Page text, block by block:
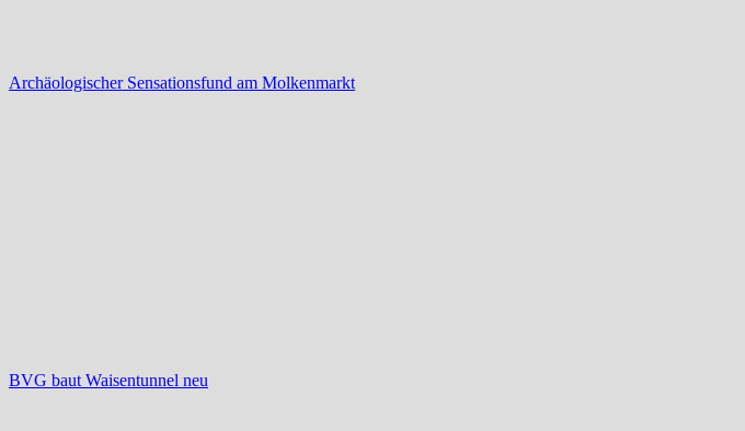
Archäologischer Sensationsfund am Molkenmarkt
BVG baut Waisentunnel neu